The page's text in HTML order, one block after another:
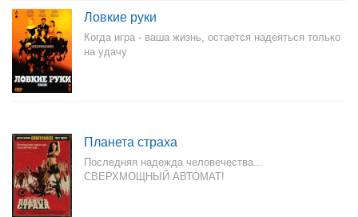
Ловкие руки
Когда игра - ваша жизнь, остается надеяться только
на удачу
Планета страха
Последняя надежда человечества...
СВЕРХМОЩНЫЙ АВТОМАТ!